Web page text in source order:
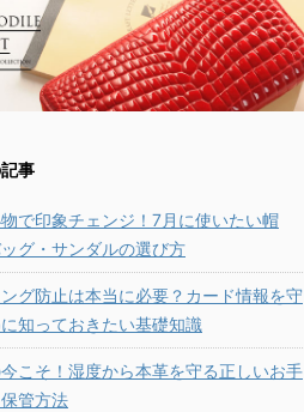
事
で印象チェンジ！7月に使いたい帽
グ・サンダルの選び方
グ防止は本当に必要？カード情報を守
知っておきたい基礎知識
こそ！湿度から本革を守る正しいお手
管方法